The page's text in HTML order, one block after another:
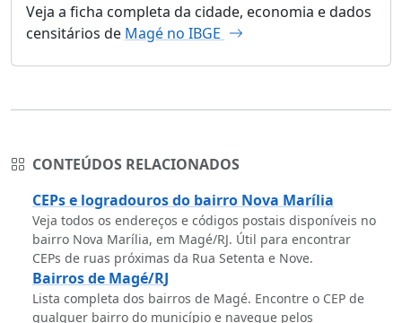
Veja a ficha completa da cidade, economia e dados
censitários de Magé no IBGE
CONTEÚDOS RELACIONADOS
CEPs e logradouros do bairro Nova Marília
Veja todos os endereços e códigos postais disponíveis no
bairro Nova Marília, em Magé/RJ. Útil para encontrar
CEPs de ruas próximas da Rua Setenta e Nove.
Bairros de Magé/RJ
Lista completa dos bairros de Magé. Encontre o CEP de
qualquer bairro do município e navegue pelos